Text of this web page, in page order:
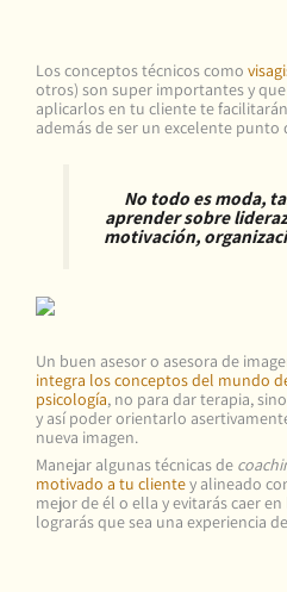
Los conceptos técnicos como
otros) son super importantes y
aplicarlos en tu cliente te
además de ser un excelente
No todo es moda,
aprender sobre
motivación,
Un buen asesor o asesora de
integra los conceptos del mundo
psicología, no para dar terapia,
y así poder orientarlo
nueva imagen.
Manejar algunas técnicas de
motivado a tu clientey alineado
mejor de él o ella y evitarás caer
lograrás que sea una experiencia